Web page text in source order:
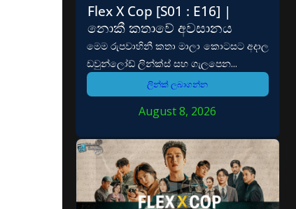
Flex X Cop [S01 : E16] |
නොකී කතාවේ අවසානය
මෙම රුපවාහිනී කතා මාලා කොටසට අදාල
ඩවුන්ලෝඩ් ලින්ක්ස් සහ ගැලපෙන...
ලින්ක් ලබාගන්න
August 8, 2026